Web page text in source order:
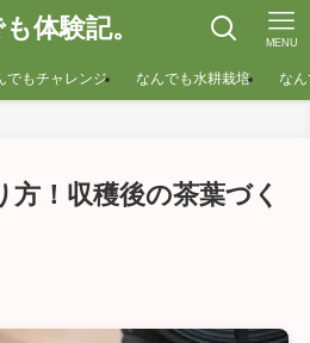
体験記。 MENU
でもチャレンジ なんでも水耕栽培 な
！収穫後の茶葉づく